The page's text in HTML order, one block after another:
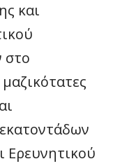
και
στο
Ερευνητικού